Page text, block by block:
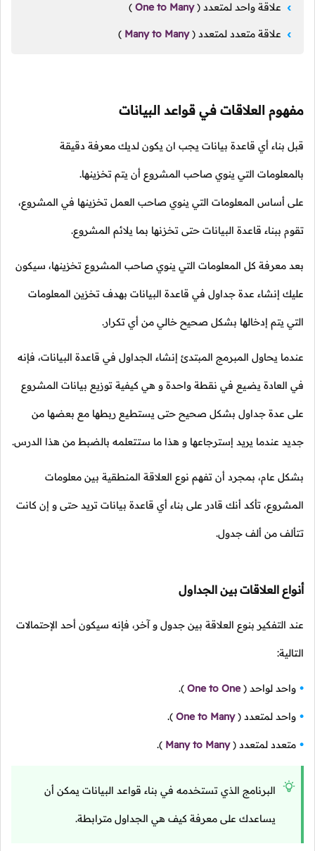
علاقة واحد لمتعدد (
One to Many
)
علاقة متعدد لمتعدد (
Many to Many
)
مفهوم العلاقات في قواعد البيانات
قبل بناء أي قاعدة بيانات يجب ان يكون لديك معرفة دقيقة
بالمعلومات التي ينوي صاحب المشروع أن يتم تخزينها.
على أساس المعلومات التي ينوي صاحب العمل تخزينها في المشروع،
تقوم ببناء قاعدة البيانات حتى تخزنها بما يلائم المشروع.
بعد معرفة كل المعلومات التي ينوي صاحب المشروع تخزينها، سيكون
عليك إنشاء عدة جداول في قاعدة البيانات بهدف تخزين المعلومات
التي يتم إدخالها بشكل صحيح خالي من أي تكرار.
عندما يحاول المبرمج المبتدئ إنشاء الجداول في قاعدة البيانات، فإنه
في العادة يضيع في نقطة واحدة و هي كيفية توزيع بيانات المشروع
على عدة جداول بشكل صحيح حتى يستطيع ربطها مع بعضها من
جديد عندما يريد إسترجاعها و هذا ما ستتعلمه بالضبط من هذا الدرس.
بشكل عام، بمجرد أن تفهم نوع العلاقة المنطقية بين معلومات
المشروع، تأكد أنك قادر على بناء أي قاعدة بيانات تريد حتى و إن كانت
تتألف من ألف جدول.
أنواع العلاقات بين الجداول
عند التفكير بنوع العلاقة بين جدول و آخر، فإنه سيكون أحد الإحتمالات
التالية:
واحد لواحد (
One to One
).
واحد لمتعدد (
One to Many
).
متعدد لمتعدد (
Many to Many
).
البرنامج الذي تستخدمه في بناء قواعد البيانات يمكن أن
يساعدك على معرفة كيف هي الجداول مترابطة.